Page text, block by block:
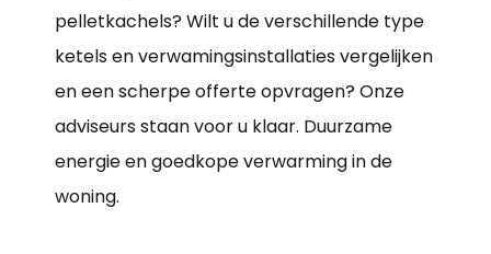
pelletkachels? Wilt u de verschillende type
ketels en verwamingsinstallaties vergelijken
en een scherpe offerte opvragen? Onze
adviseurs staan voor u klaar. Duurzame
energie en goedkope verwarming in de
woning.